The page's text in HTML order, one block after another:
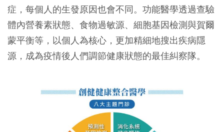
症，每個人的生發原因也會不同。功能醫學透過查驗
體內營養素狀態、食物過敏源、細胞基因檢測與賀爾
蒙平衡等，以個人為核心，更加精細地搜出疾病隱
源，成為疫情後人們調節健康狀態的最佳糾察隊。